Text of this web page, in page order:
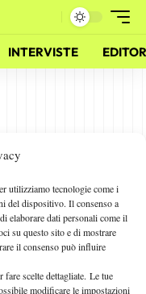
utilizziamo tecnologie come i
del dispositivo. Il consenso a
elaborare dati personali come il
su questo sito e di mostrare
il consenso può influire
fare scelte dettagliate. Le tue
modificare le impostazioni
INTERVISTE